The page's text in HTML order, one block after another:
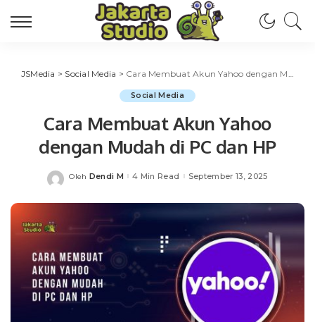
JSMedia > Social Media > Cara Membuat Akun Yahoo dengan Mudah di PC dan HP
Social Media
Cara Membuat Akun Yahoo
dengan Mudah di PC dan HP
Posted
Oleh Dendi M 4 Min Read September 13, 2025